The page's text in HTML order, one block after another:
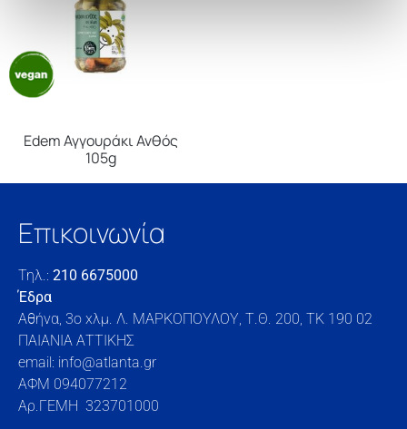
Edem Αγγουράκι Ανθός
105g
Επικοινωνία
Τηλ.: 210 6675000
Έδρα
Αθήνα, 3o xλμ. Λ. ΜΑΡΚΟΠΟΥΛΟΥ, Τ.Θ. 200, TK 190 02
ΠΑΙΑΝΙΑ ΑΤΤΙΚΗΣ
email: info@atlanta.gr
ΑΦΜ 094077212
Αρ.ΓΕΜΗ 323701000